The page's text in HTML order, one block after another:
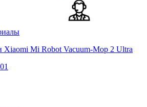
Mi Robot Vacuum-Mop 2 Ultra